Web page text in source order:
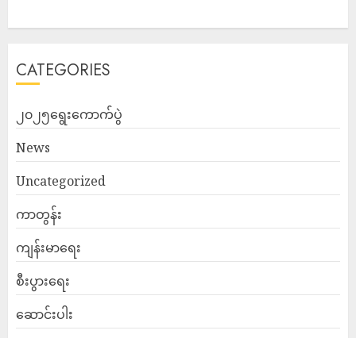
CATEGORIES
၂၀၂၅ရွေးကောက်ပွဲ
News
Uncategorized
ကာတွန်း
ကျန်းမာရေး
စီးပွားရေး
ဆောင်းပါး